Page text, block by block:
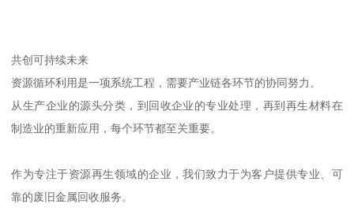
共创可持续未来
资源循环利用是一项系统工程，需要产业链各环节的协同努力。
从生产企业的源头分类，到回收企业的专业处理，再到再生材料在
制造业的重新应用，每个环节都至关重要。
作为专注于资源再生领域的企业，我们致力于为客户提供专业、可
靠的废旧金属回收服务。